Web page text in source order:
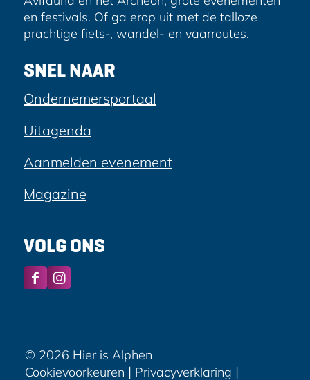
en festivals. Of ga erop uit met de talloze
prachtige fiets-, wandel- en vaarroutes.
SNEL NAAR
Ondernemersportaal
Uitagenda
Aanmelden evenement
Magazine
VOLG ONS
F
e
b
o
I
t
a
g
© 2026 Hier is Alphen
Cookievoorkeuren | Privacyverklaring |